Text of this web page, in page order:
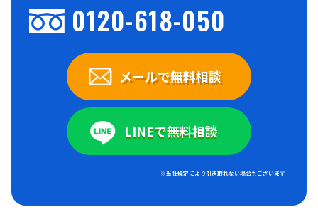
0120-618-050
メールで無料相談
LINEで無料相談
※当社規定により引き取れない場合もございます